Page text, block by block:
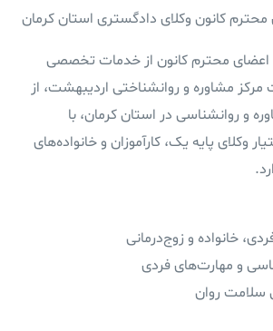
محترم کانون وکلای دادگستری استان کرمان
اعضای محترم کانون از خدمات تخصصی
مشاوره و روانشناختی اردیبهشت، از
و روانشناسی در استان کرمان، با
وکلای پایه یک، کارآموزان و خانواده‌های
خانواده و زوج‌درمانی
و مهارت‌های فردی
سلامت روان